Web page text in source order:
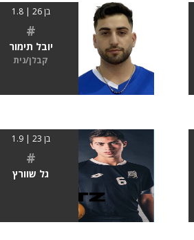
בן 26 | 1.8
#
יובל תימור
קבלן/נית
בן 23 | 1.9
#
גל שוורץ